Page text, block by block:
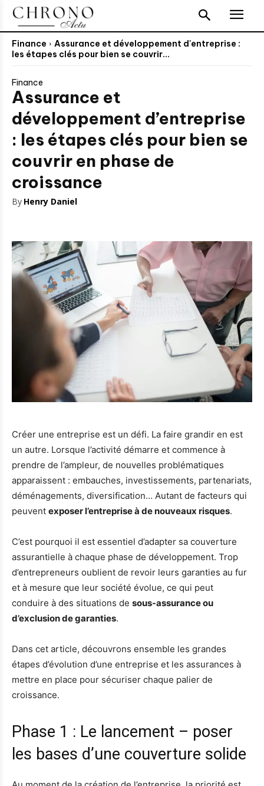
Finance
Assurance et développement d'entreprise :
les étapes clés pour bien se couvrir...
Finance
Assurance et
développement d’entreprise
: les étapes clés pour bien se
couvrir en phase de
croissance
By Henry Daniel
Créer une entreprise est un défi. La faire grandir en est
un autre. Lorsque l’activité démarre et commence à
prendre de l’ampleur, de nouvelles problématiques
apparaissent : embauches, investissements, partenariats,
déménagements, diversification… Autant de facteurs qui
peuvent exposer l’entreprise à de nouveaux risques.
C’est pourquoi il est essentiel d’adapter sa couverture
assurantielle à chaque phase de développement. Trop
d’entrepreneurs oublient de revoir leurs garanties au fur
et à mesure que leur société évolue, ce qui peut
conduire à des situations de sous-assurance ou
d’exclusion de garanties.
Dans cet article, découvrons ensemble les grandes
étapes d’évolution d’une entreprise et les assurances à
mettre en place pour sécuriser chaque palier de
croissance.
Phase 1 : Le lancement – poser
les bases d’une couverture solide